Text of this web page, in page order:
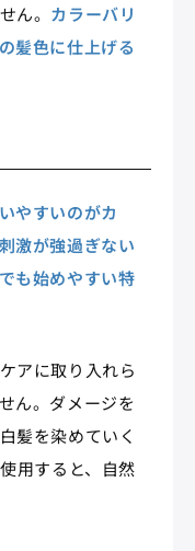
ん。 カラーバリ
髪色に仕上げる
やすいのがカ
激が強過ぎない
も始めやすい特
アに取り入れら
ん。ダメージを
髪を染めていく
用すると、自然